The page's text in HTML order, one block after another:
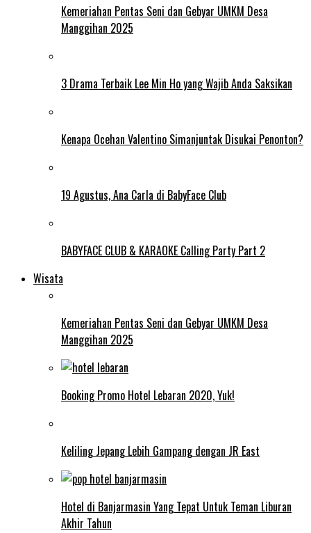
Kemeriahan Pentas Seni dan Gebyar UMKM Desa
Manggihan 2025
3 Drama Terbaik Lee Min Ho yang Wajib Anda Saksikan
Kenapa Ocehan Valentino Simanjuntak Disukai Penonton?
19 Agustus, Ana Carla di BabyFace Club
BABYFACE CLUB & KARAOKE Calling Party Part 2
Wisata
Kemeriahan Pentas Seni dan Gebyar UMKM Desa
Manggihan 2025
Booking Promo Hotel Lebaran 2020, Yuk!
Keliling Jepang Lebih Gampang dengan JR East
Hotel di Banjarmasin Yang Tepat Untuk Teman Liburan
Akhir Tahun